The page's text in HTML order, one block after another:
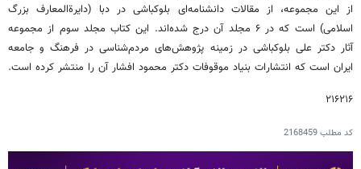
از این مجموعه، از مقالات دانشنامه‌ای بلوکباشی در دبا (دایرة‌المعارف بزرگ
اسلامی) است که در ۶ مجلد آن درج شده‌اند. این کتاب مجلد سوم از مجموعه
آثار دکتر علی بلوکباشی در زمینه پژوهش‌های مردم‌شناسی در فرهنگ و جامعه
ایران است که انتشارات بنیاد موقوفات دکتر محمود افشار آن را منتشر کرده است.
۲۱۶۲۱۶
کد مطلب2168459